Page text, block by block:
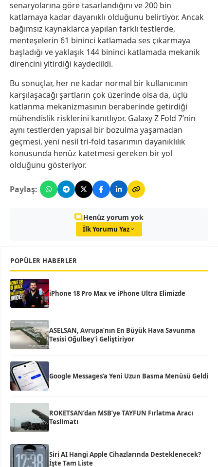
senaryolarına göre tasarlandığını ve 200 bin
katlamaya kadar dayanıklı olduğunu belirtiyor. Ancak
bağımsız kaynaklarca yapılan farklı testlerde,
menteşelerin 61 bininci katlamada ses çıkarmaya
başladığı ve yaklaşık 144 bininci katlamada mekanik
direncini yitirdiği kaydedildi.
Bu sonuçlar, her ne kadar normal bir kullanıcının
karşılaşacağı şartların çok üzerinde olsa da, üçlü
katlanma mekanizmasının beraberinde getirdiği
mühendislik risklerini kanıtlıyor. Galaxy Z Fold 7’nin
aynı testlerden yapısal bir bozulma yaşamadan
geçmesi, yeni nesil tri-fold tasarımın dayanıklılık
konusunda henüz katetmesi gereken bir yol
olduğunu gösteriyor.
Paylaş:
Henüz yorum yok
İlk Yorumu Yaz
POPÜLER HABERLER
iPhone 18 Pro Max ve iPhone Ultra Elimizde
ASELSAN, Avrupa’nın En Büyük Hava Savunma
Tesisi Oğulbey’i Geliştiriyor
Google Messages’a Yeni Uzun Basma Menüsü Geldi
ROKETSAN’dan MSB’ye TAYFUN Fırlatma Aracı
Teslimatı
Siri AI Hangi Apple Cihazlarında Desteklenecek?
İşte Tam Liste